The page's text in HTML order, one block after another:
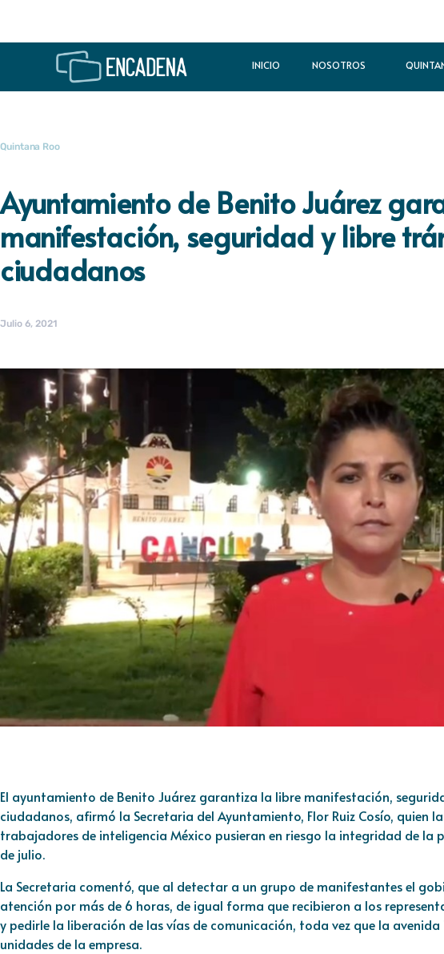
INICIO NOSOTROS
Quintana Roo
Ayuntamiento de Benito Juárez
manifestación, seguridad y libre
ciudadanos
Julio 6, 2021
El ayuntamiento de Benito Juárez garantiza la libre manifestación,
ciudadanos, afirmó la Secretaria del Ayuntamiento, Flor Ruiz Cosío, quien
trabajadores de inteligencia México pusieran en riesgo la integridad de la
de julio.
La Secretaria comentó, que al detectar a un grupo de manifestantes el
atención por más de 6 horas, de igual forma que recibieron a los
y pedirle la liberación de las vías de comunicación, toda vez que la
unidades de la empresa.